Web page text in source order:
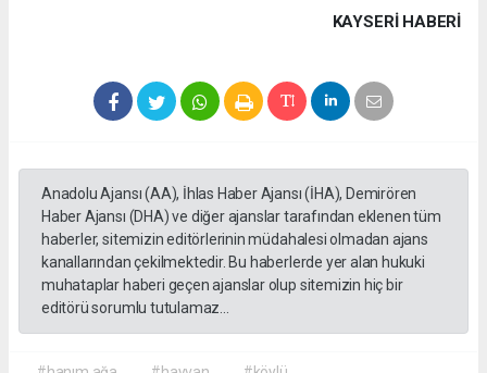
KAYSERI HABERİ
Anadolu Ajansı (AA), İhlas Haber Ajansı (İHA), Demirören
Haber Ajansı (DHA) ve diğer ajanslar tarafından eklenen tüm
haberler, sitemizin editörlerinin müdahalesi olmadan ajans
kanallarından çekilmektedir. Bu haberlerde yer alan hukuki
muhataplar haberi geçen ajanslar olup sitemizin hiç bir
editörü sorumlu tutulamaz...